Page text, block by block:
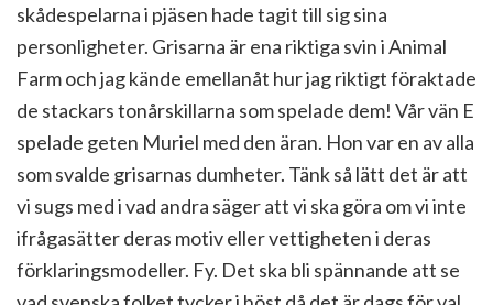
skådespelarna i pjäsen hade tagit till sig sina
personligheter. Grisarna är ena riktiga svin i Animal
Farm och jag kände emellanåt hur jag riktigt föraktade
de stackars tonårskillarna som spelade dem! Vår vän E
spelade geten Muriel med den äran. Hon var en av alla
som svalde grisarnas dumheter. Tänk så lätt det är att
vi sugs med i vad andra säger att vi ska göra om vi inte
ifrågasätter deras motiv eller vettigheten i deras
förklaringsmodeller. Fy. Det ska bli spännande att se